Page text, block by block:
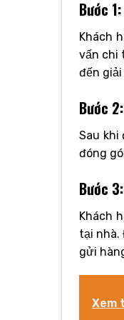
Bước
Khách
vấn chi
đến
Bước
Sau khi
đóng
Bước
Khách
tại nhà.
gửi
Xem